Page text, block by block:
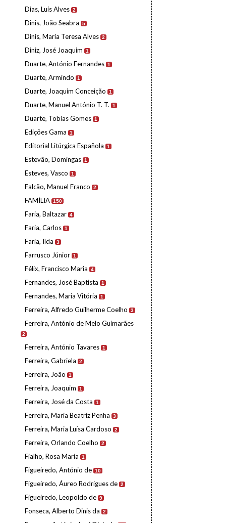
Dias, Luís Alves 2
Dinis, João Seabra 5
Dinis, Maria Teresa Alves 2
Diniz, José Joaquim 1
Duarte, António Fernandes 1
Duarte, Armindo 1
Duarte, Joaquim Conceição 1
Duarte, Manuel António T. T. 1
Duarte, Tobias Gomes 1
Edições Gama 1
Editorial Litúrgica Española 1
Estevão, Domingas 1
Esteves, Vasco 1
Falcão, Manuel Franco 2
FAMÍLIA 150
Faria, Baltazar 4
Faria, Carlos 1
Faria, Ilda 3
Farrusco Júnior 1
Félix, Francisco Maria 4
Fernandes, José Baptista 1
Fernandes, Maria Vitória 1
Ferreira, Alfredo Guilherme Coelho 3
Ferreira, António de Melo Guimarães
2
Ferreira, António Tavares 1
Ferreira, Gabriela 2
Ferreira, João 1
Ferreira, Joaquim 1
Ferreira, José da Costa 1
Ferreira, Maria Beatriz Penha 3
Ferreira, Maria Luísa Cardoso 2
Ferreira, Orlando Coelho 2
Fialho, Rosa Maria 1
Figueiredo, António de 10
Figueiredo, Áureo Rodrigues de 2
Figueiredo, Leopoldo de 9
Fonseca, Alberto Dinis da 2